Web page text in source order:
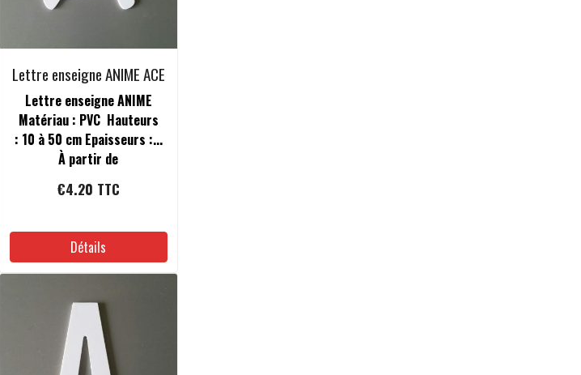
Lettre enseigne ANIME ACE
Lettre enseigne ANIME
Matériau : PVC Hauteurs
: 10 à 50 cm Epaisseurs :...
À partir de
€4.20 TTC
Détails